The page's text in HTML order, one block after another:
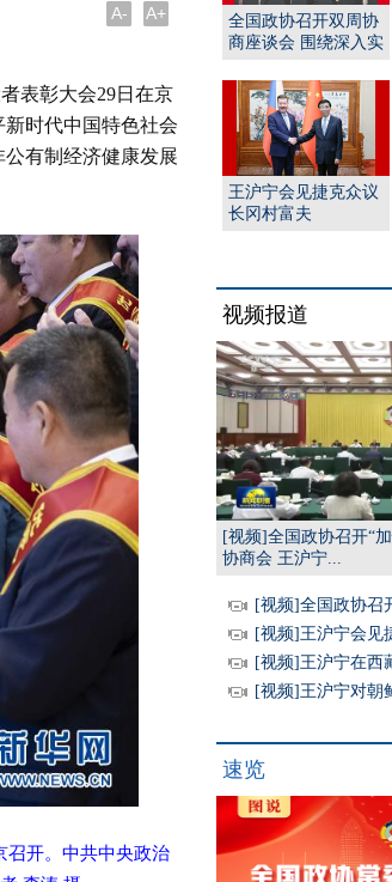
A- A+
表彰大会29日在京
时代中国特色社会
有制经济健康发展
召开。中共中央政治
全国政协召开双周协
商座谈会 围绕深入实
动...
王沪宁会见捷克众议
长冈村富夫
视频报道
[视频]全国政协召开“
协商会 王沪宁...
[视频]全国政协召
[视频]王沪宁会见
[视频]王沪宁在西
[视频]王沪宁对朝
速览